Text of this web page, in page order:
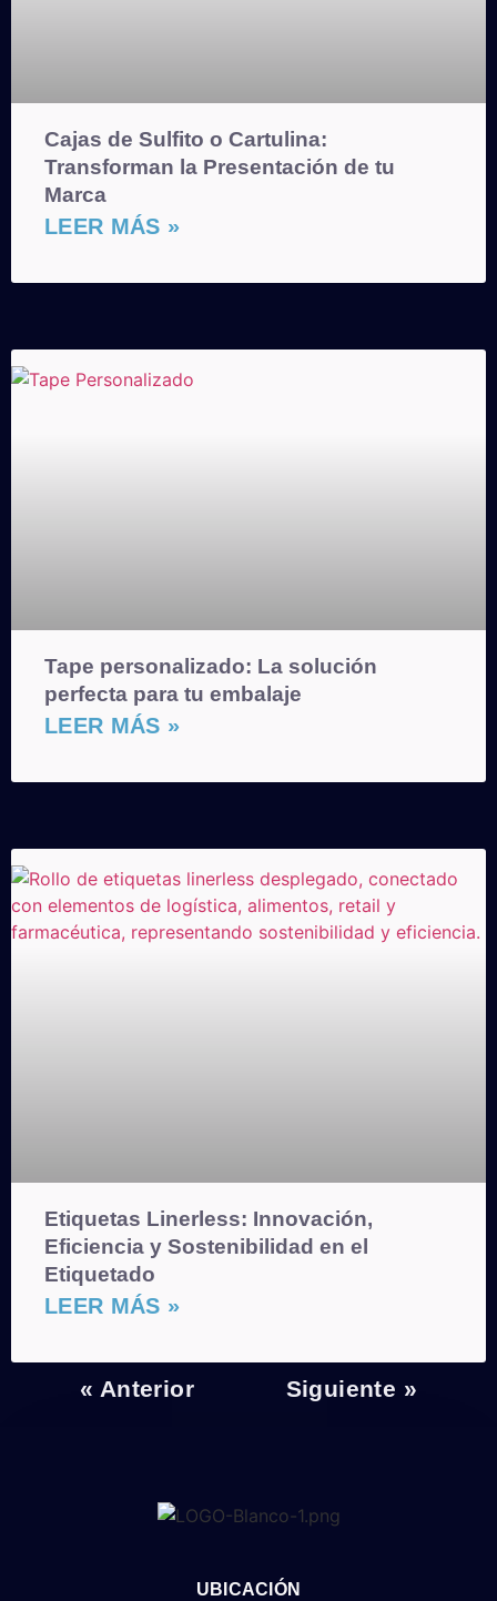
Cajas de Sulfito o Cartulina:
Transforman la Presentación de tu
Marca
LEER MÁS »
Tape personalizado: La solución
perfecta para tu embalaje
LEER MÁS »
Etiquetas Linerless: Innovación,
Eficiencia y Sostenibilidad en el
Etiquetado
LEER MÁS »
« Anterior Siguiente »
UBICACIÓN